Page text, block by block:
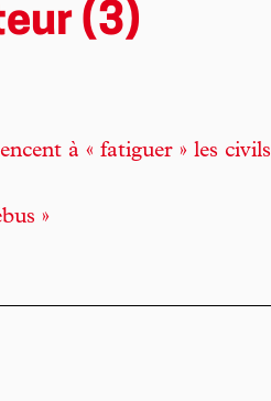
(3)
à « fatiguer » les civils
»